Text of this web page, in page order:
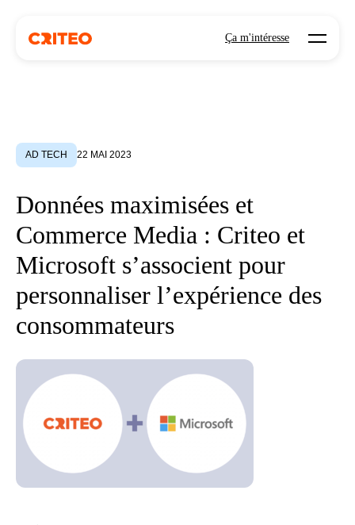
Ça m'intéresse Open
AD TECH 22 MAI 2023
Données maximisées et
Commerce Media : Criteo et
Microsoft s’associent pour
personnaliser l’expérience des
consommateurs